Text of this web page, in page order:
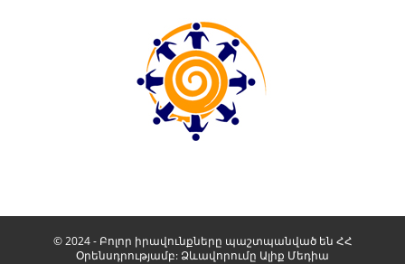
© 2024 - Բոլոր իրավունքները պաշտպանված են ՀՀ
Օրենսդրությամբ: Ձևավորումը Ալիք Մեդիա